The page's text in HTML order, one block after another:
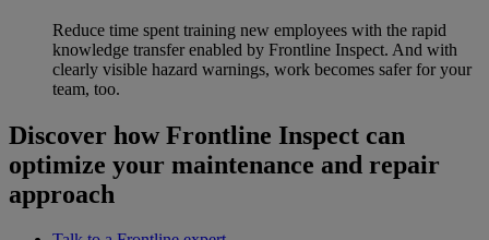
Reduce time spent training new employees with the rapid
knowledge transfer enabled by Frontline Inspect. And with
clearly visible hazard warnings, work becomes safer for your
team, too.
Discover how Frontline Inspect can
optimize your maintenance and repair
approach